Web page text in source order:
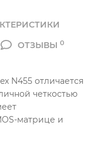
ОТЗЫВЫ 0
N455 отличается
четкостью
матрице и